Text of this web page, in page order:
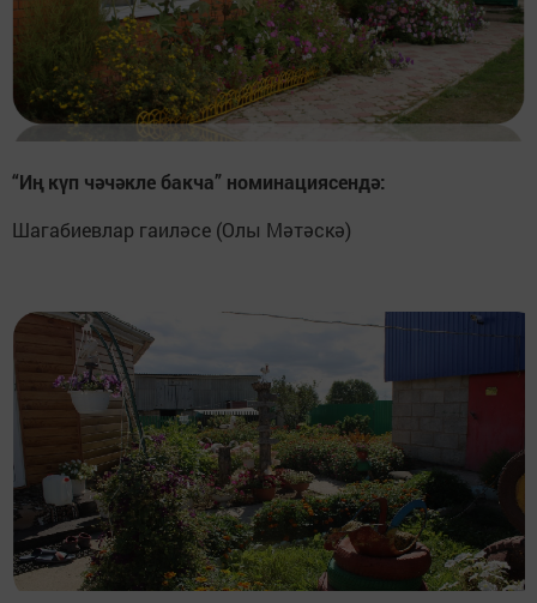
“Иң күп чәчәкле бакча” номинациясендә:
Шагабиевлар гаиләсе (Олы Мәтәскә)